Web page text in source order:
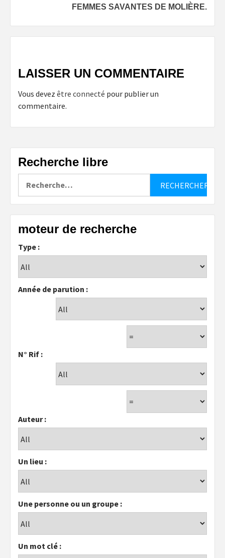
FEMMES SAVANTES DE MOLIÈRE.
LAISSER UN COMMENTAIRE
Vous devez être connecté pour publier un
commentaire.
Recherche libre
moteur de recherche
Type :
Année de parution :
N° Rif :
Auteur :
Un lieu :
Une personne ou un groupe :
Un mot clé :